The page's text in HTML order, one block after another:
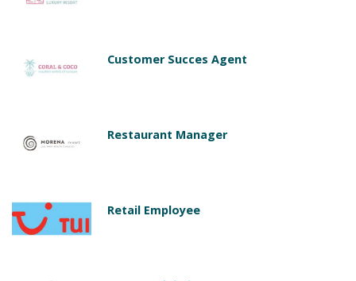
Customer Succes Agent
Restaurant Manager
Retail Employee